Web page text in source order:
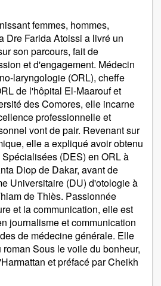
femmes, hommes,
Dre Farida Atoissi a livré un
son parcours, fait de
et d'engagement. Médecin
laryngologie (ORL), cheffe
de l'hôpital El-Maarouf et
des Comores, elle incarne
professionnelle et
vont de pair. Revenant sur
elle a expliqué avoir obtenu
(DES) en ORL à
Diop de Dakar, avant de
Universitaire (DU) d'otologie à
de Thiès. Passionnée
et la communication, elle est
journalisme et communication
de médecine générale. Elle
Sous le voile du bonheur,
et préfacé par Cheikh